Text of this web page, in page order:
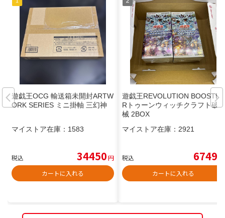
遊戯王OCG 輸送箱未開封ARTW
ORK SERIES ミニ掛軸 三幻神
マイストア在庫： 1583
税込 34450円
カートに入れる
遊戯王REVOLUTION BOOSTE
Rトゥーンウィッチクラフト破
械 2BOX
マイストア在庫： 2921
税込 6749
カートに入れる